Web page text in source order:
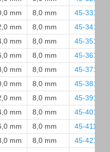
mm 8,0 mm
45-3310-
mm 8,0 mm
45-3410-
mm 8,0 mm
45-3510-
mm 8,0 mm
45-3610-
mm 8,0 mm
45-3710-
mm 8,0 mm
45-3810-
mm 8,0 mm
45-3910-
mm 8,0 mm
45-4010-
mm 8,0 mm
45-4110-
mm 8,0 mm
45-4210-